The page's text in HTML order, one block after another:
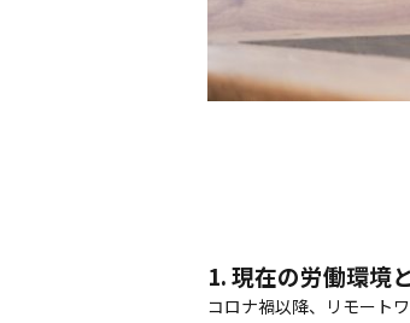
1. 現在の労働環境
コロナ禍以降、リモート